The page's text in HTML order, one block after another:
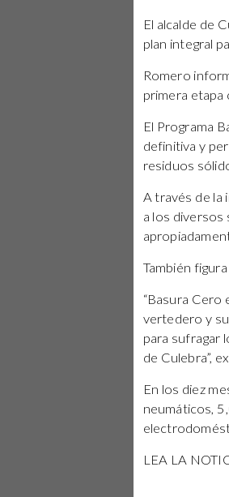
El alcalde de
plan integral
Romero
primera
El Programa
definitiva y
residuos
A través de la
a los
También
“Basura Cero
vertedero y
para sufragar
de Culebra”,
En los diez
neumáticos,
LEA LA